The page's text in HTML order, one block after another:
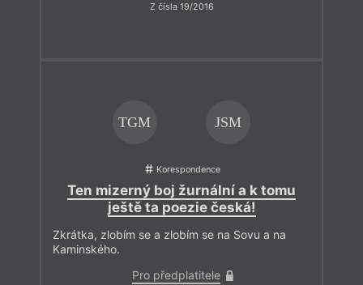
Z čísla 19/2016
TGM JSM
Korespondence
Ten mizerný boj žurnální a k tomu
ještě ta poezie česká!
Zkrátka, zlobím se a zlobím se na Sovu a na
Kaminského.
Pro předplatitele